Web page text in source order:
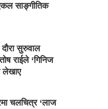
साङ्गीतिक
सुरुवाल
राईले ‘गिनिज
लेखाए
चलचित्र ‘लाज